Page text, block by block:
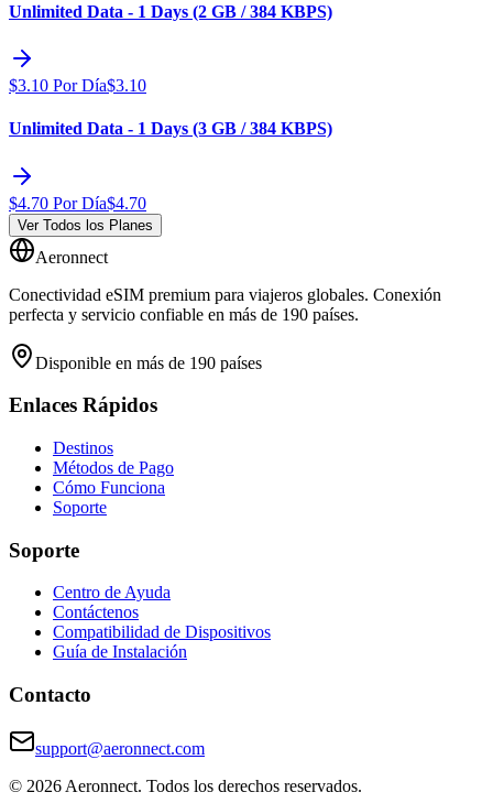
Unlimited Data - 1 Days (2 GB / 384 KBPS)
$3.10 Por Día$3.10
Unlimited Data - 1 Days (3 GB / 384 KBPS)
$4.70 Por Día$4.70
Ver Todos los Planes
Aeronnect
Conectividad eSIM premium para viajeros globales. Conexión
perfecta y servicio confiable en más de 190 países.
Disponible en más de 190 países
Enlaces Rápidos
Destinos
Métodos de Pago
Cómo Funciona
Soporte
Soporte
Centro de Ayuda
Contáctenos
Compatibilidad de Dispositivos
Guía de Instalación
Contacto
support@aeronnect.com
© 2026 Aeronnect. Todos los derechos reservados.